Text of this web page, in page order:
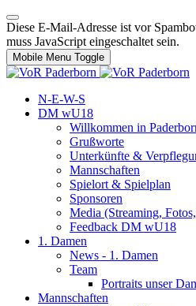
Diese E-Mail-Adresse ist vor
muss JavaScript eingeschaltet sein.
Mobile Menu Toggle
N-E-W-S
DM wU18
Willkommen in
Grußworte
Unterkünfte &
Mannschaften
Spielort & Spielplan
Sponsoren
Media (Streaming,
Feedback DM wU18
1. Damen
News - 1. Damen
Team
Portraits unser
Mannschaften